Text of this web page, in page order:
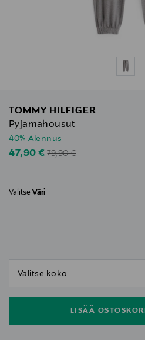
TOMMY HILFIGER
Pyjamahousut
40% Alennus
Discounted Price
47,90 €Original Price
79,90 €
Valitse Väri
LISÄÄ